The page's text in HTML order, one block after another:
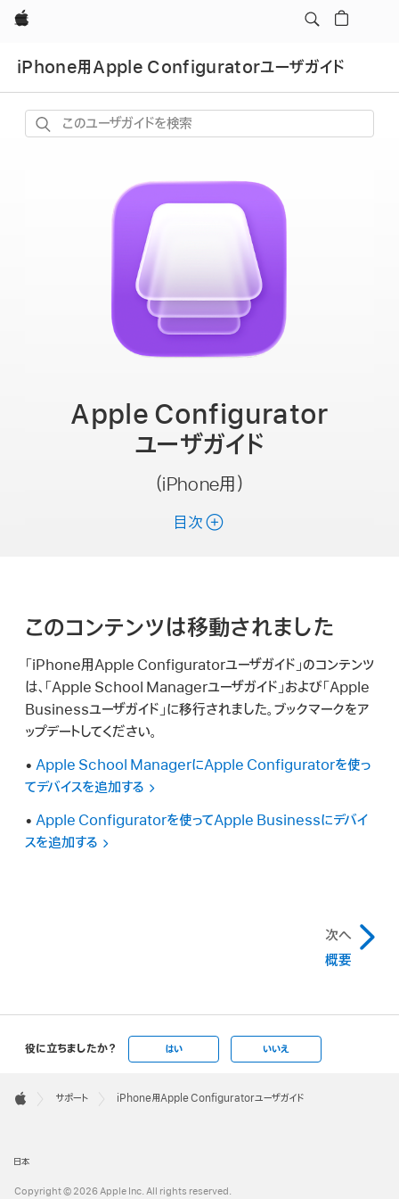
Apple
iPhone用Apple Configuratorユーザガイド
こ
Apple Configurator
ユーザガイド
（iPhone用）
目次
このコンテンツは移動されました
「iPhone用Apple Configuratorユーザガイド」のコンテンツ
は、「Apple School Managerユーザガイド」および「Apple
Businessユーザガイド」に移行されました。ブックマークをア
ップデートしてください。
• Apple School ManagerにApple Configuratorを使っ
てデバイスを追加する
• Apple Configuratorを使ってApple Businessにデバイ
スを追加する
次へ
概要
役に立ちましたか？ はい いいえ
Footer

サポート iPhone用Apple Configuratorユーザガイド
日本
Copyright © 2026 Apple Inc. All rights reserved.